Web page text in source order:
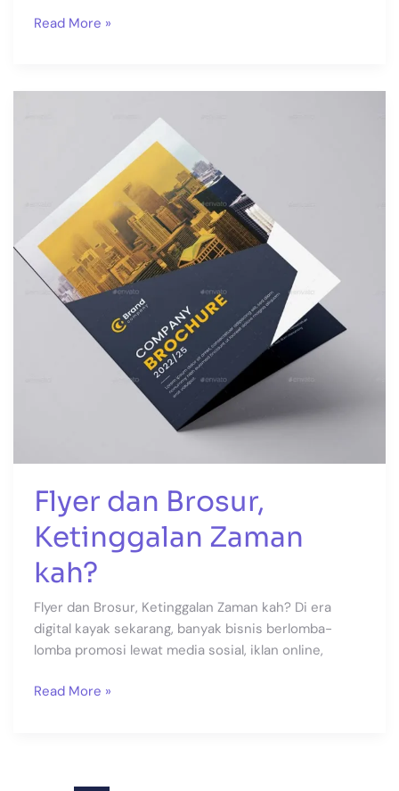
Read More »
Flyer dan Brosur,
Ketinggalan Zaman
kah?
Flyer dan Brosur, Ketinggalan Zaman kah? Di era
digital kayak sekarang, banyak bisnis berlomba-
lomba promosi lewat media sosial, iklan online,
Ketinggalan
kah?
Read More »